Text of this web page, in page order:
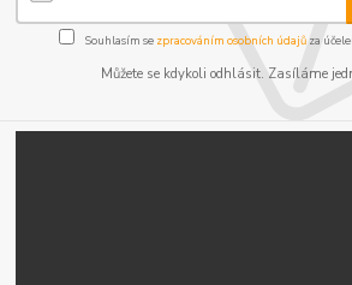
Souhlasím se zpracováním osobních údajůza
Můžete se kdykoli odhlásit. Zasíláme